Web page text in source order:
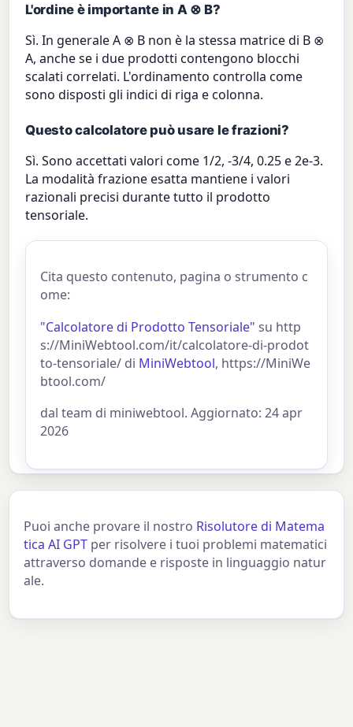
L'ordine è importante in A ⊗ B?
Sì. In generale A ⊗ B non è la stessa matrice di B ⊗
A, anche se i due prodotti contengono blocchi
scalati correlati. L'ordinamento controlla come
sono disposti gli indici di riga e colonna.
Questo calcolatore può usare le frazioni?
Sì. Sono accettati valori come 1/2, -3/4, 0.25 e 2e-3.
La modalità frazione esatta mantiene i valori
razionali precisi durante tutto il prodotto
tensoriale.
Cita questo contenuto, pagina o strumento c
ome:
"Calcolatore di Prodotto Tensoriale" su http
s://MiniWebtool.com/it/calcolatore-di-prodot
to-tensoriale/ di MiniWebtool, https://MiniWe
btool.com/
dal team di miniwebtool. Aggiornato: 24 apr
2026
Puoi anche provare il nostro Risolutore di Matema
tica AI GPT per risolvere i tuoi problemi matematici
attraverso domande e risposte in linguaggio natur
ale.